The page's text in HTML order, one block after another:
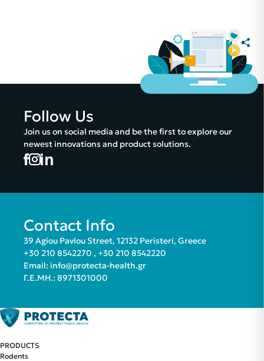
Follow Us
Join us on social media and be the first to explore our
newest innovations and product solutions.
Contact Info
39 Agiou Pavlou Street, 12132 Peristeri, Greece
+30 210 8542270 , +30 210 8542220
Email: info@protecta-health.gr
Γ.Ε.ΜΗ.: 8971301000
PRODUCTS
Rodents